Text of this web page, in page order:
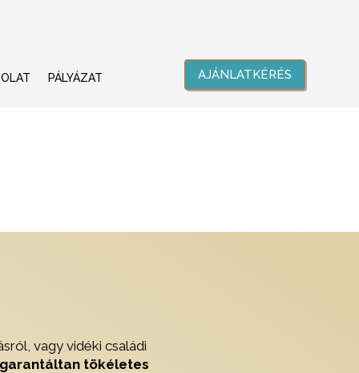
PÁLYÁZAT AJÁNLATKÉRÉS
vagy vidéki családi
tökéletes